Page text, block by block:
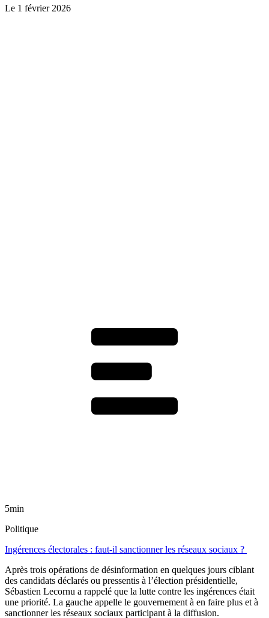
Le 1 février 2026
5min
Politique
Ingérences électorales : faut-il sanctionner les réseaux sociaux ?
Après trois opérations de désinformation en quelques jours ciblant
des candidats déclarés ou pressentis à l’élection présidentielle,
Sébastien Lecornu a rappelé que la lutte contre les ingérences était
une priorité. La gauche appelle le gouvernement à en faire plus et à
sanctionner les réseaux sociaux participant à la diffusion.